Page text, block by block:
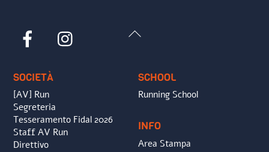
Back
Facebook
SOCIETÀ
[AV] Run
Segreteria
Tesseramento Fidal 2026
Staff AV Run
Direttivo
SCHOOL
Running School
INFO
Area Stampa